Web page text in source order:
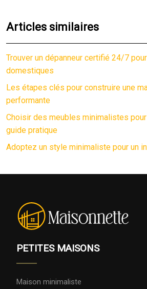
Articles similaires
Trouver un dépanneur certifié 24/7
domestiques
Les étapes clés pour construire une
performante
Choisir des meubles minimalistes
guide pratique
Adoptez un style minimaliste pour un
PETITES MAISONS
Maison minimaliste